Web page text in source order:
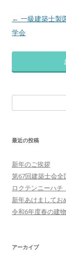
投
稿
ゲ
← 一級建築士
学会
索:
最近の投稿
新年のご挨拶
第67回建築士会
ロクテンニーハ
新年あけましてお
令和6年度春の建
アーカイブ